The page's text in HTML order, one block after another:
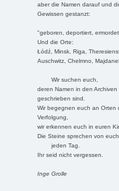
aber die Namen darauf und
Gewissen gestanzt:
"geboren, deportiert,
Und die Orte:
Łódź, Minsk, Riga,
Auschwitz, Chelmno,
Wir suchen euch,
deren Namen in den Archiven
geschrieben sind.
Wir begegnen euch an Orten
Verfolgung,
wir erkennen euch in euren
Die Steine sprechen von euch,
jeden Tag.
Ihr seid nicht vergessen.
Inge Grolle